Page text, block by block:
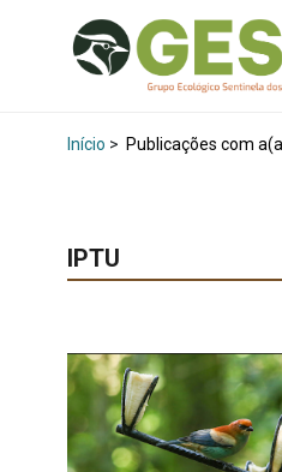
Início > Publicações com
IPTU